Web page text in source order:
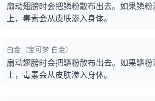
扇动翅膀时会把鳞粉散布出去。如果鳞粉
上，毒素会从皮肤渗入身体。
白金（宝可梦 白金）
扇动翅膀时会把鳞粉散布出去。如果鳞粉
上，毒素会从皮肤渗入身体。